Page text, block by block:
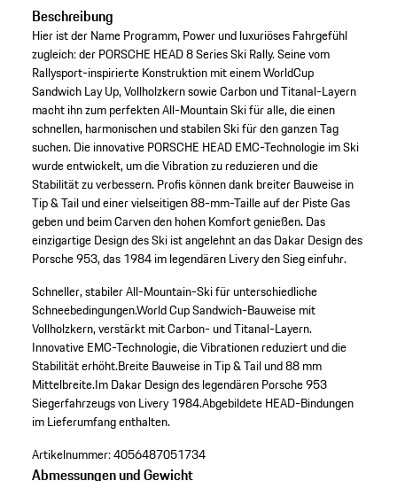
Beschreibung
Hier ist der Name Programm, Power und luxuriöses Fahrgefühl
zugleich: der PORSCHE HEAD 8 Series Ski Rally. Seine vom
Rallysport-inspirierte Konstruktion mit einem WorldCup
Sandwich Lay Up, Vollholzkern sowie Carbon und Titanal-Layern
macht ihn zum perfekten All-Mountain Ski für alle, die einen
schnellen, harmonischen und stabilen Ski für den ganzen Tag
suchen. Die innovative PORSCHE HEAD EMC-Technologie im Ski
wurde entwickelt, um die Vibration zu reduzieren und die
Stabilität zu verbessern. Profis können dank breiter Bauweise in
Tip & Tail und einer vielseitigen 88-mm-Taille auf der Piste Gas
geben und beim Carven den hohen Komfort genießen. Das
einzigartige Design des Ski ist angelehnt an das Dakar Design des
Porsche 953, das 1984 im legendären Livery den Sieg einfuhr.
Schneller, stabiler All-Mountain-Ski für unterschiedliche
Schneebedingungen.World Cup Sandwich-Bauweise mit
Vollholzkern, verstärkt mit Carbon- und Titanal-Layern.
Innovative EMC-Technologie, die Vibrationen reduziert und die
Stabilität erhöht.Breite Bauweise in Tip & Tail und 88 mm
Mittelbreite.Im Dakar Design des legendären Porsche 953
Siegerfahrzeugs von Livery 1984.Abgebildete HEAD-Bindungen
im Lieferumfang enthalten.
Artikelnummer:4056487051734
Abmessungen und Gewicht